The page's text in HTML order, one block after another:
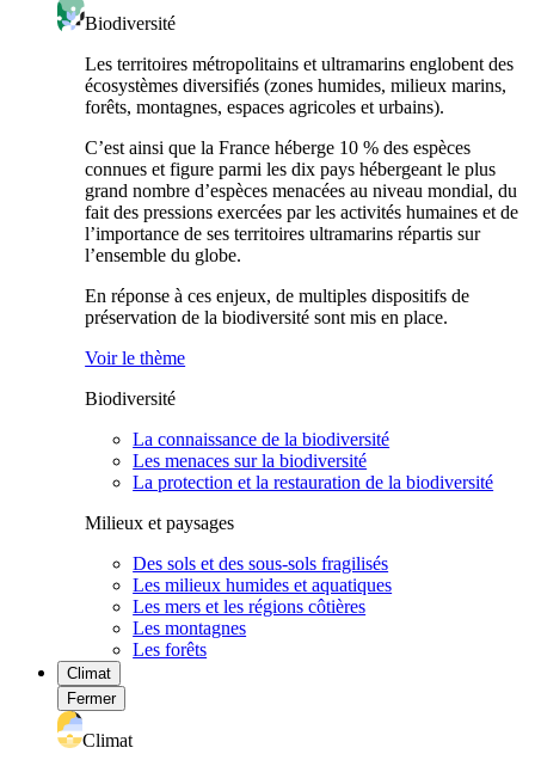
Biodiversité
Les territoires métropolitains et ultramarins englobent des
écosystèmes diversifiés (zones humides, milieux marins,
forêts, montagnes, espaces agricoles et urbains).
C’est ainsi que la France héberge 10 % des espèces
connues et figure parmi les dix pays hébergeant le plus
grand nombre d’espèces menacées au niveau mondial, du
fait des pressions exercées par les activités humaines et de
l’importance de ses territoires ultramarins répartis sur
l’ensemble du globe.
En réponse à ces enjeux, de multiples dispositifs de
préservation de la biodiversité sont mis en place.
Voir le thème
Biodiversité
La connaissance de la biodiversité
Les menaces sur la biodiversité
La protection et la restauration de la biodiversité
Milieux et paysages
Des sols et des sous-sols fragilisés
Les milieux humides et aquatiques
Les mers et les régions côtières
Les montagnes
Les forêts
Climat
Fermer
Climat